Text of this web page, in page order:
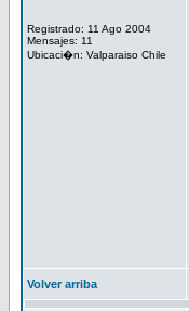
Registrado: 11 Ago 2004
Mensajes: 11
Ubicaci�n: Valparaiso Chile
Volver arriba